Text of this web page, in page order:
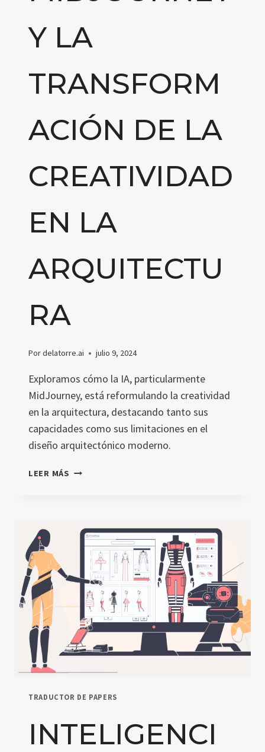
Y LA
TRANSFORM
ACIÓN DE LA
CREATIVIDAD
EN LA
ARQUITECTU
RA
Pordelatorre.ai julio 9, 2024
Exploramos cómo la IA, particularmente
MidJourney, está reformulando la creatividad
en la arquitectura, destacando tanto sus
capacidades como sus limitaciones en el
diseño arquitectónico moderno.
LEER MÁS MIDJOURNEY
CREATIVIDAD
LA
ARQUITECTURA
TRADUCTOR DE PAPERS
INTELIGENCI